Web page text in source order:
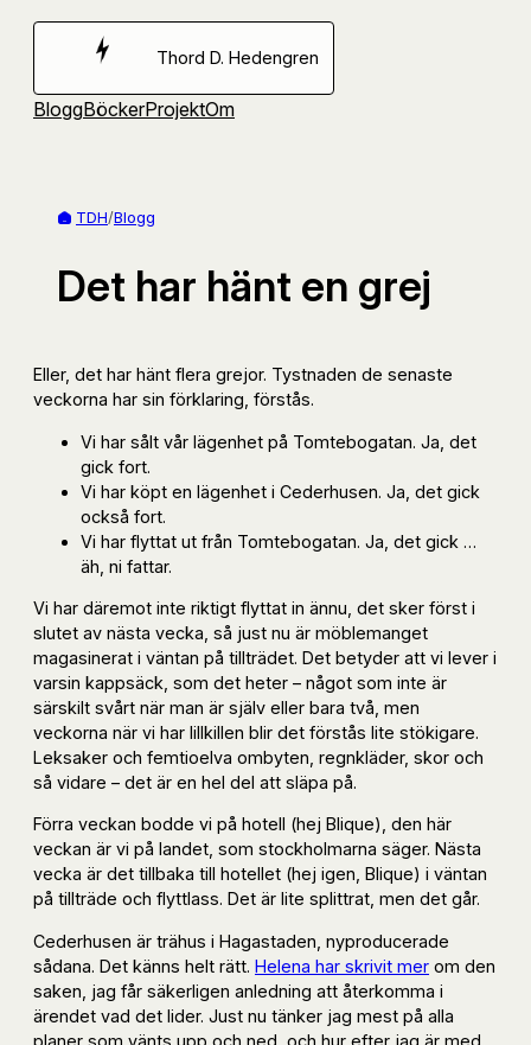
Hoppa
Thord D. Hedengren
BloggBöckerProjektOm
TDH/Blogg
Det har hänt en grej
Eller, det har hänt flera grejor. Tystnaden de senaste
veckorna har sin förklaring, förstås.
Vi har sålt vår lägenhet på Tomtebogatan. Ja, det
gick fort.
Vi har köpt en lägenhet i Cederhusen. Ja, det gick
också fort.
Vi har flyttat ut från Tomtebogatan. Ja, det gick …
äh, ni fattar.
Vi har däremot inte riktigt flyttat in ännu, det sker först i
slutet av nästa vecka, så just nu är möblemanget
magasinerat i väntan på tillträdet. Det betyder att vi lever i
varsin kappsäck, som det heter – något som inte är
särskilt svårt när man är själv eller bara två, men
veckorna när vi har lillkillen blir det förstås lite stökigare.
Leksaker och femtioelva ombyten, regnkläder, skor och
så vidare – det är en hel del att släpa på.
Förra veckan bodde vi på hotell (hej Blique), den här
veckan är vi på landet, som stockholmarna säger. Nästa
vecka är det tillbaka till hotellet (hej igen, Blique) i väntan
på tillträde och flyttlass. Det är lite splittrat, men det går.
Cederhusen är trähus i Hagastaden, nyproducerade
sådana. Det känns helt rätt. Helena har skrivit mer om den
saken, jag får säkerligen anledning att återkomma i
ärendet vad det lider. Just nu tänker jag mest på alla
planer som vänts upp och ned, och hur efter jag är med,